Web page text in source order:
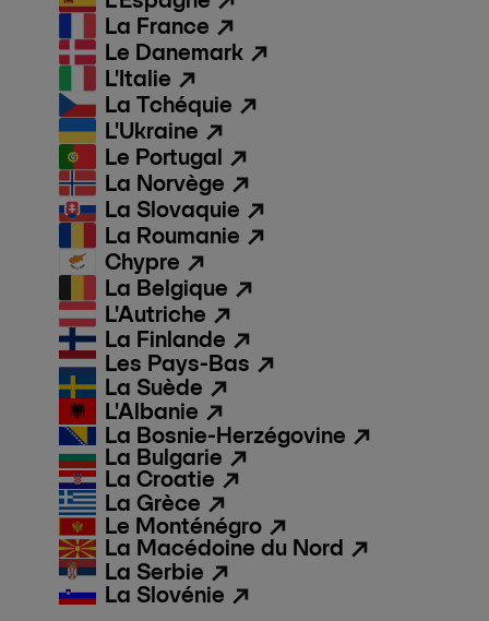
La France
Le Danemark
L'Italie
La Tchéquie
L'Ukraine
Le Portugal
La Norvège
La Slovaquie
La Roumanie
Chypre
La Belgique
L'Autriche
La Finlande
Les Pays-Bas
La Suède
L'Albanie
La Bosnie-Herzégovine
La Bulgarie
La Croatie
La Grèce
Le Monténégro
La Macédoine du Nord
La Serbie
La Slovénie